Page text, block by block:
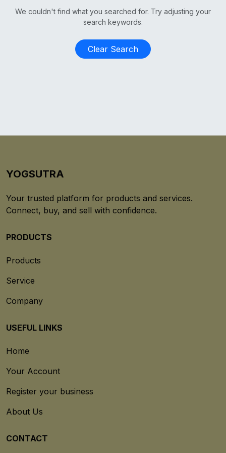
We couldn't find what you searched for. Try adjusting your
search keywords.
Clear Search
YOGSUTRA
Your trusted platform for products and services.
Connect, buy, and sell with confidence.
PRODUCTS
Products
Service
Company
USEFUL LINKS
Home
Your Account
Register your business
About Us
CONTACT